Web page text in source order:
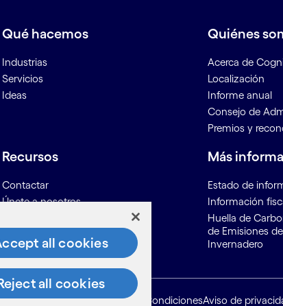
Qué hacemos
Industrias
Servicios
Ideas
Quiénes
Acerca de
Localización
Informe anual
Consejo de
Premios y
Recursos
Contactar
Únete a nosotros
Información para proveedores
Más
Estado de
Información
Huella de
de Emisiones
Invernadero
Mapa del sitio CondicionesAviso de
all cookies
all cookies